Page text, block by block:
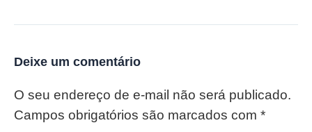
Deixe um comentário
O seu endereço de e-mail não será publicado.
Campos obrigatórios são marcados com *